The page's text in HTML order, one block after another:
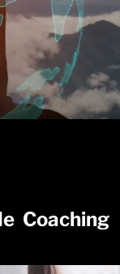
Coaching